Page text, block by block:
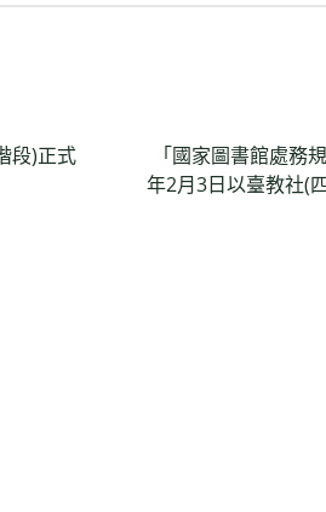
段)正式
「國家圖書館處務
年2月3日以臺教社(